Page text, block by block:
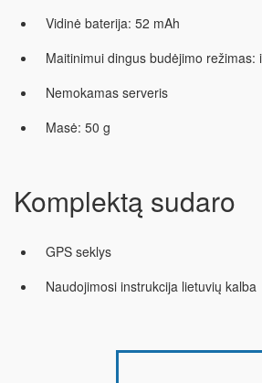
Vidinė baterija: 52 mAh
Maitinimui dingus budėjimo režimas:
Nemokamas serveris
Masė: 50 g
Komplektą sudaro
GPS seklys
Naudojimosi instrukcija lietuvių kalba